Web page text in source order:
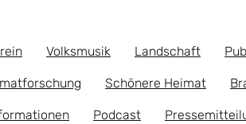
Volksmusik Landschaft
Schönere Heimat
Podcast